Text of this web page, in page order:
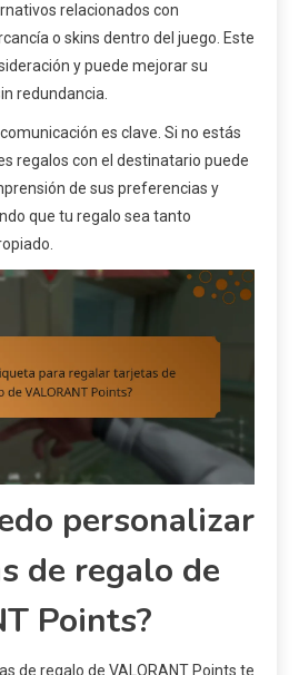
relacionados con
o skins dentro del juego. Este
y puede mejorar su
redundancia.
es clave. Si no estás
regalos con el destinatario puede
de sus preferencias y
que tu regalo sea tanto
personalizar
de regalo de
Points?
de regalo de VALORANT Points te